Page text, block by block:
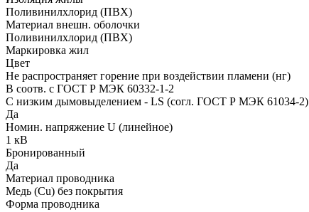
Поливинилхлорид (ПВХ)
Материал внешн. оболочки
Поливинилхлорид (ПВХ)
Маркировка жил
Цвет
Не распространяет горение при воздействии пламени (нг)
В соотв. с ГОСТ Р МЭК 60332-1-2
С низким дымовыделением - LS (согл. ГОСТ Р МЭК 61034-2)
Да
Номин. напряжение U (линейное)
1 кВ
Бронированный
Да
Материал проводника
Медь (Cu) без покрытия
Форма проводника